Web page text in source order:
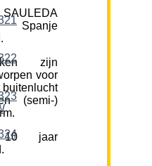
Spanje
zijn
voor
(semi-)
jaar